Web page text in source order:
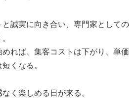
と誠実に向き合い、専門家としての
れば、集客コストは下がり、単価
くなる。
く楽しめる日が来る。